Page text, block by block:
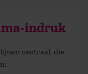
indruk
centraal, die